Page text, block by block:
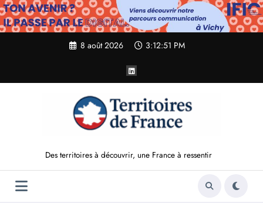
Aller
au
contenu
8 août 2026 3:12:53 PM
Des territoires à découvrir, une France à ressentir